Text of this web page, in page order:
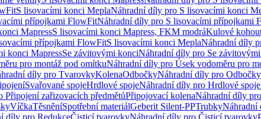
S lisovacími konci MeplaNáhradní díly pro S lisovacími konci
přípojkami FlowFitNáhradní díly pro S lisovacími přípojkami
MapressS lisovacími konci Mapress, FKM modráKulové
přípojkami FlowFitS lisovacími konci MeplaNáhradní díly
konci MapressSe závitovými konciNáhradní díly pro Se
pro montáž pod omítkuNáhradní díly pro Úsek vodoměru pro
díly pro TvarovkyKolenaOdbočkyNáhradní díly pro Odbočky
Svařované spojeHrdlové spojeNáhradní díly pro Hrdlové spoje
Připojení zařizovacích předmětůPřipojovací kolenaNáhradní díly
VíčkaTěsněníSpotřební materiálGeberit Silent-PPTrubkyNáhradní
díly pro RedukceČisticí tvarovkyNáhradní díly pro Čisticí tvarovky